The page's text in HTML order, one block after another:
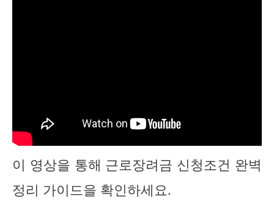
이 영상을 통해 근로장려금 신청조건 완벽
정리 가이드을 확인하세요.